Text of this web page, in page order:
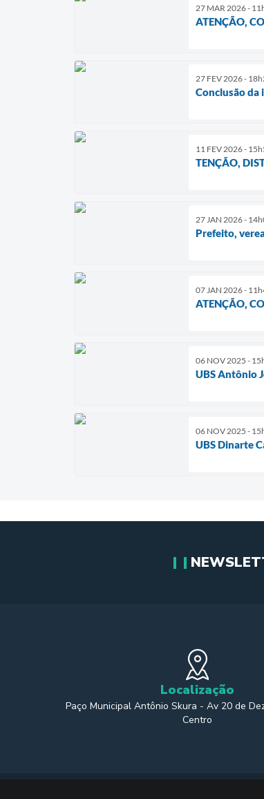
27 MAR 2026 -
ATENÇÃO,
27 FEV 2026 -
Conclusão da
11 FEV 2026 -
TENÇÃO,
27 JAN 2026 -
Prefeito,
07 JAN 2026 -
ATENÇÃO,
06 NOV 2025 -
UBS Antônio
06 NOV 2025 -
UBS Dinarte
Localização
Paço Municipal Antônio Skura - Av 20 de
Centro